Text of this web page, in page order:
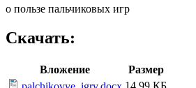
о пользе пальчиковых игр
Скачать:
Вложение
Размер